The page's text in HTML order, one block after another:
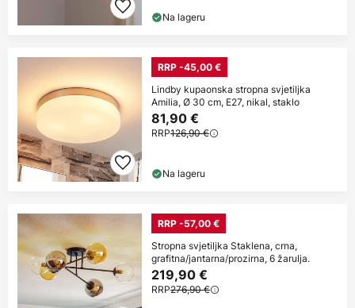
Na lageru
RRP -45,00 €
Lindby kupaonska stropna svjetiljka
Amilia, Ø 30 cm, E27, nikal, staklo
81,90 €
RRP126,90 €
Na lageru
RRP -57,00 €
Stropna svjetiljka Staklena, crna,
grafitna/jantarna/prozirna, 6 žarulja.
219,90 €
RRP276,90 €